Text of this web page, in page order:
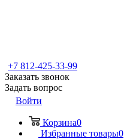
+7 812-425-33-99
Заказать звонок
Задать вопрос
Войти
Корзина0
Избранные товары0